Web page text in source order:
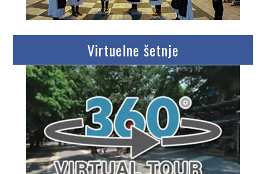
Virtuelne šetnje